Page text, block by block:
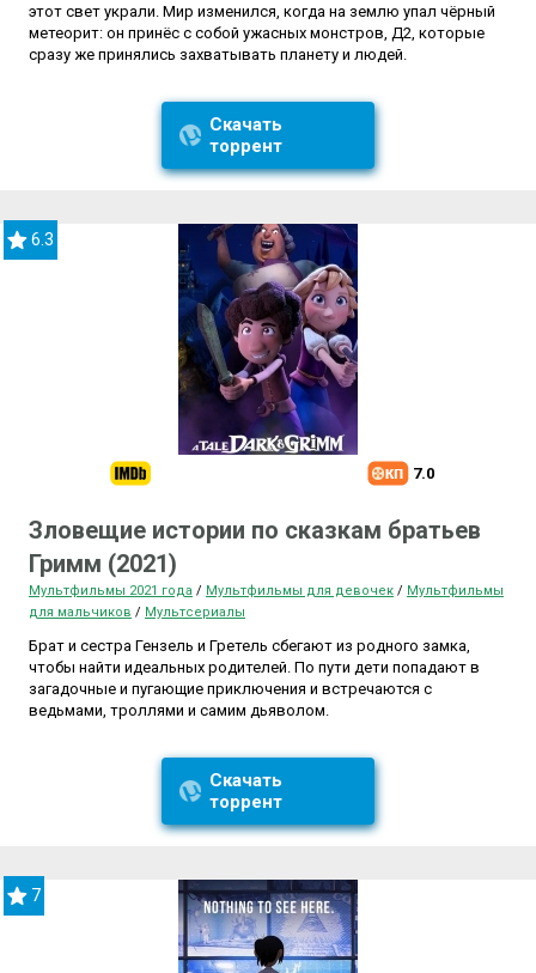
этот свет украли. Мир изменился, когда на землю упал чёрный
метеорит: он принёс с собой ужасных монстров, Д2, которые
сразу же принялись захватывать планету и людей.
Скачать
торрент
6.3
7.0
Зловещие истории по сказкам братьев
Гримм (2021)
Мультфильмы 2021 года / Мультфильмы для девочек / Мультфильмы
для мальчиков / Мультсериалы
Брат и сестра Гензель и Гретель сбегают из родного замка,
чтобы найти идеальных родителей. По пути дети попадают в
загадочные и пугающие приключения и встречаются с
ведьмами, троллями и самим дьяволом.
Скачать
торрент
7